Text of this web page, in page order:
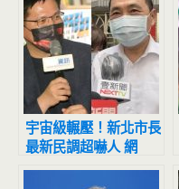
宇宙級輾壓！新北市長
最新民調超嚇人 網
驚：滅亡計畫開始